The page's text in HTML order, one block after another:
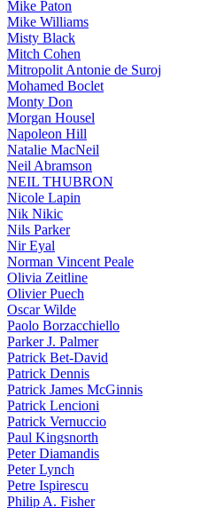
Mike Paton
Mike Williams
Misty Black
Mitch Cohen
Mitropolit Antonie de Suroj
Mohamed Boclet
Monty Don
Morgan Housel
Napoleon Hill
Natalie MacNeil
Neil Abramson
NEIL THUBRON
Nicole Lapin
Nik Nikic
Nils Parker
Nir Eyal
Norman Vincent Peale
Olivia Zeitline
Olivier Puech
Oscar Wilde
Paolo Borzacchiello
Parker J. Palmer
Patrick Bet-David
Patrick Dennis
Patrick James McGinnis
Patrick Lencioni
Patrick Vernuccio
Paul Kingsnorth
Peter Diamandis
Peter Lynch
Petre Ispirescu
Philip A. Fisher